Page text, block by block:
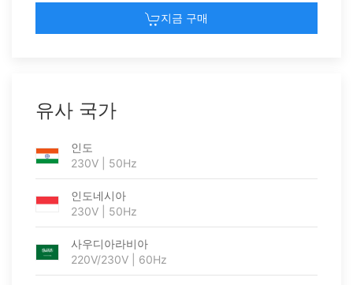
지금 구매
유사 국가
인도
230V | 50Hz
인도네시아
230V | 50Hz
사우디아라비아
220V/230V | 60Hz